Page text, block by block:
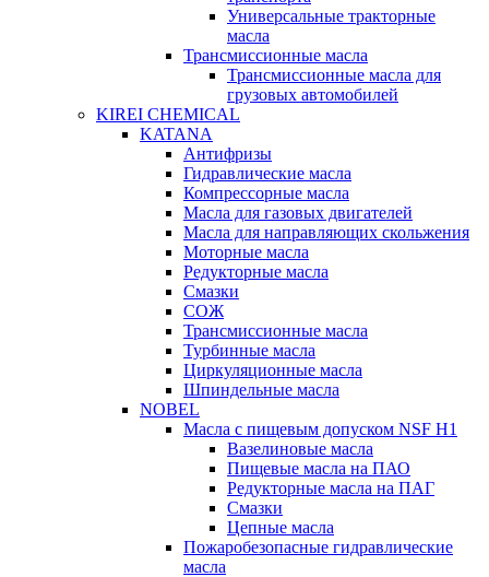
Универсальные тракторные
масла
Трансмиссионные масла
Трансмиссионные масла для
грузовых автомобилей
KIREI CHEMICAL
KATANA
Антифризы
Гидравлические масла
Компрессорные масла
Масла для газовых двигателей
Масла для направляющих скольжения
Моторные масла
Редукторные масла
Смазки
СОЖ
Трансмиссионные масла
Турбинные масла
Циркуляционные масла
Шпиндельные масла
NOBEL
Масла с пищевым допуском NSF H1
Вазелиновые масла
Пищевые масла на ПАО
Редукторные масла на ПАГ
Смазки
Цепные масла
Пожаробезопасные гидравлические
масла